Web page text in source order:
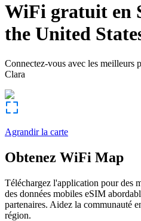
WiFi gratuit en
the United
Connectez-vous avec les meilleurs
Clara
Agrandir la carte
Obtenez WiFi Map
Téléchargez l'application pour des
des données mobiles eSIM
partenaires. Aidez la communauté
région.